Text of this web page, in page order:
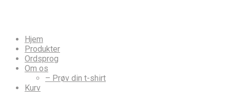
Hjem
Produkter
Ordsprog
Om os
– Prøv din t-shirt
Kurv